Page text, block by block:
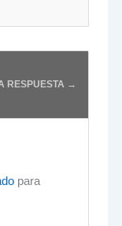
RESPUESTA →
para